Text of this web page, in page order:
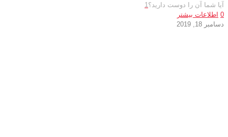
آیا شما آن را دوست دارید؟1
0 اطلاعات بیشتر
دسامبر 18, 2019